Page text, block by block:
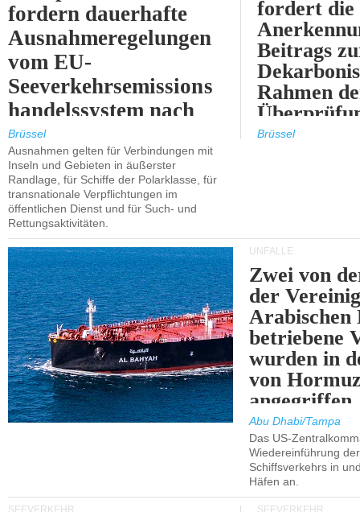
fordern dauerhafte
Ausnahmeregelungen
vom EU-
Seeverkehrsemissions
handelssystem nach
2030.
Brüssel
Ausnahmen gelten für Verbindungen mit
Inseln und Gebieten in äußerster
Randlage, für Schiffe der Polarklasse, für
transnationale Verpflichtungen im
öffentlichen Dienst und für Such- und
Rettungsaktivitäten.
fordert die
Beitrags
Rahmen
ETS.
Brüssel
UNFÄLLE
Zwei von
der
Arabischen
betriebene
wurden in
von
angegriffen.
Abu Dhabi/Tampa
Das US-
Wiedereinführung
Schiffsverkehrs in
Häfen an.
SEEVERKEHR SEEVERKEHR